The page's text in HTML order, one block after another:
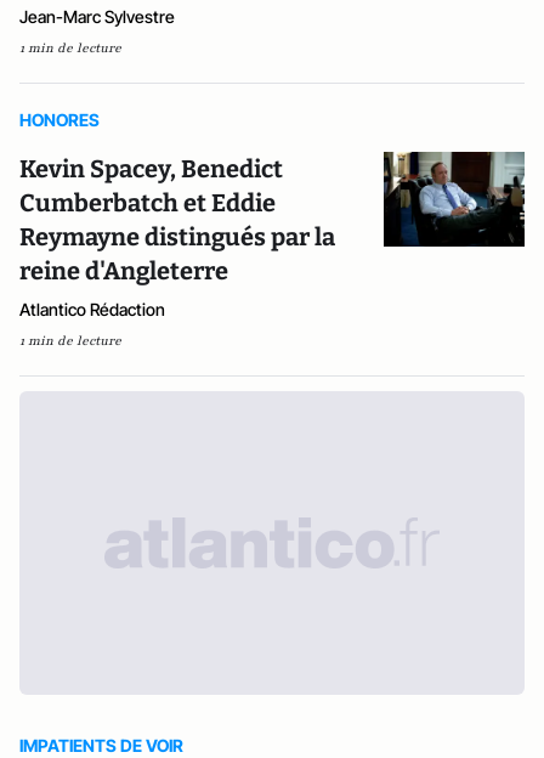
Jean-Marc Sylvestre
1 min de lecture
HONORES
Kevin Spacey, Bene­dict
Cumber­batch et Eddie
Reymayne distingués par la
reine d'Angleterre
Atlantico Rédaction
1 min de lecture
IMPATIENTS DE VOIR